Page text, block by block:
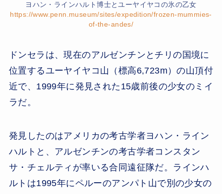
ヨハン・ラインハルト博士とユーヤイヤコの氷の乙女
https://www.penn.museum/sites/expedition/frozen-mummies-
of-the-andes/
ドンセラは、現在のアルゼンチンとチリの国境に
位置するユーヤイヤコ山（標高6,723m）の山頂付
近で、1999年に発見された15歳前後の少女のミイ
ラだ。
発見したのはアメリカの考古学者ヨハン・ライン
ハルトと、アルゼンチンの考古学者コンスタン
サ・チェルティが率いる合同遠征隊だ。ラインハ
ルトは1995年にペルーのアンパト山で別の少女の